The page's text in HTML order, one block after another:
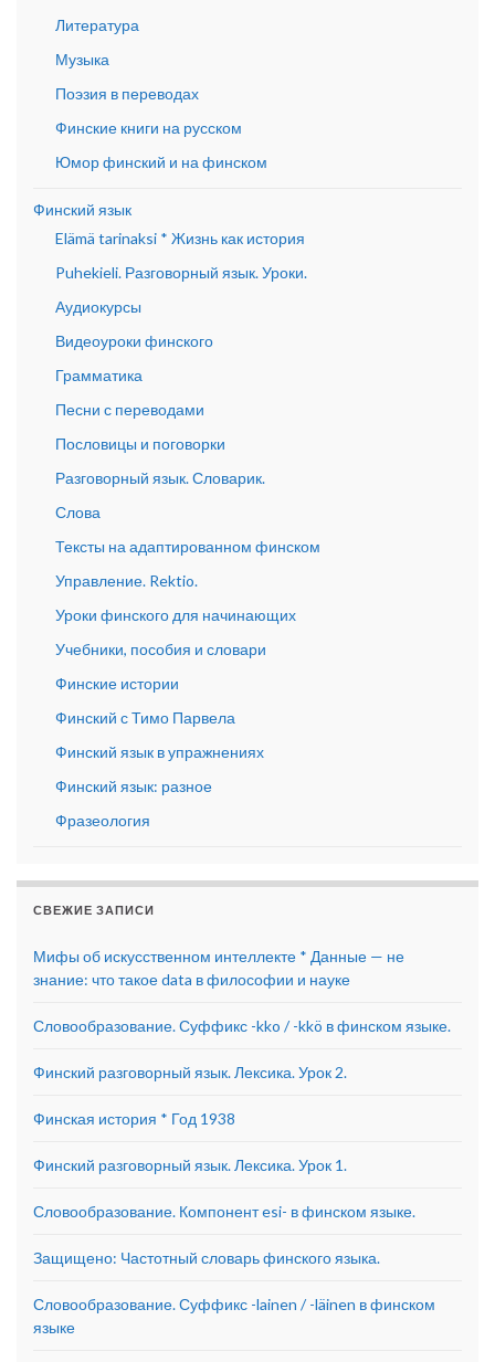
Литература
Музыка
Поэзия в переводах
Финские книги на русском
Юмор финский и на финском
Финский язык
Elämä tarinaksi * Жизнь как история
Puhekieli. Разговорный язык. Уроки.
Аудиокурсы
Видеоуроки финского
Грамматика
Песни с переводами
Пословицы и поговорки
Разговорный язык. Словарик.
Слова
Тексты на адаптированном финском
Управление. Rektio.
Уроки финского для начинающих
Учебники, пособия и словари
Финские истории
Финский с Тимо Парвела
Финский язык в упражнениях
Финский язык: разное
Фразеология
СВЕЖИЕ ЗАПИСИ
Мифы об искусственном интеллекте * Данные — не
знание: что такое data в философии и науке
Словообразование. Суффикс -kko / -kkö в финском языке.
Финский разговорный язык. Лексика. Урок 2.
Финская история * Год 1938
Финский разговорный язык. Лексика. Урок 1.
Словообразование. Компонент esi- в финском языке.
Защищено: Частотный словарь финского языка.
Словообразование. Суффикс -lainen / -läinen в финском
языке